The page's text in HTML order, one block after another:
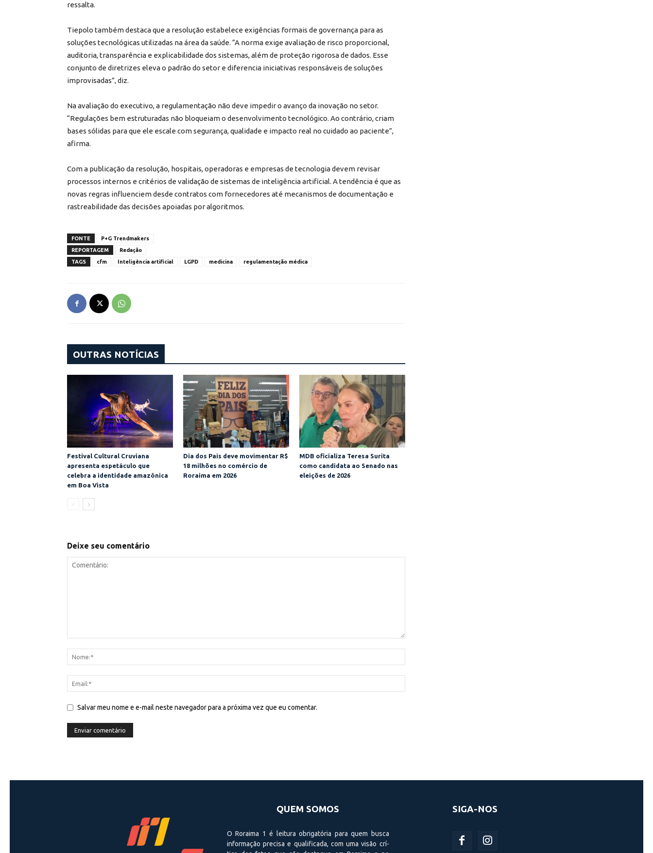
ressalta.
Tiepolo também destaca que a resolução estabelece exigências formais de governança para as
soluções tecnológicas utilizadas na área da saúde. “A norma exige avaliação de risco proporcional,
auditoria, transparência e explicabilidade dos sistemas, além de proteção rigorosa de dados. Esse
conjunto de diretrizes eleva o padrão do setor e diferencia iniciativas responsáveis de soluções
improvisadas”, diz.
Na avaliação do executivo, a regulamentação não deve impedir o avanço da inovação no setor.
“Regulações bem estruturadas não bloqueiam o desenvolvimento tecnológico. Ao contrário, criam
bases sólidas para que ele escale com segurança, qualidade e impacto real no cuidado ao paciente”,
afirma.
Com a publicação da resolução, hospitais, operadoras e empresas de tecnologia devem revisar
processos internos e critérios de validação de sistemas de inteligência artificial. A tendência é que as
novas regras influenciem desde contratos com fornecedores até mecanismos de documentação e
rastreabilidade das decisões apoiadas por algoritmos.
FONTE
P+G Trendmakers
REPORTAGEM
Redação
TAGS
cfm Inteligência artificial LGPD medicina regulamentação médica
OUTRAS NOTÍCIAS
Festival Cultural Cruviana
apresenta espetáculo que
celebra a identidade amazônica
em Boa Vista
Dia dos Pais deve movimentar R$
18 milhões no comércio de
Roraima em 2026
MDB oficializa Teresa Surita
como candidata ao Senado nas
eleições de 2026
Deixe seu comentário
Salvar meu nome e e-mail neste navegador para a próxima vez que eu comentar.
QUEM SOMOS
O Roraima 1 é leitura obrigatória para quem busca
informação precisa e qualificada, com uma visão crí­
SIGA-NOS